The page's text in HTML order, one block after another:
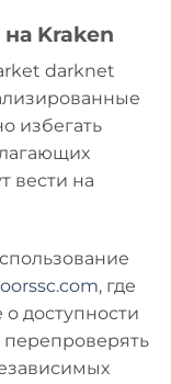
Kraken
darknet
избегать
вести на
, где
доступности
перепроверять